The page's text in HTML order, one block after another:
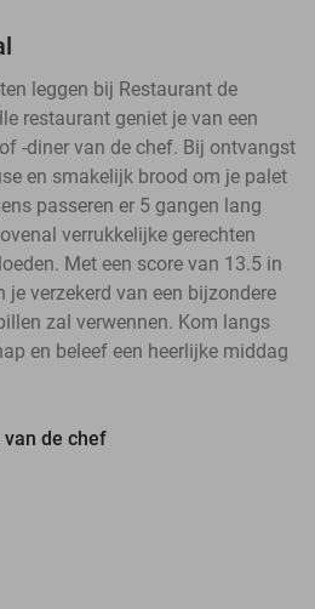
leggen bij Restaurant de
restaurant geniet je van een
-diner van de chef. Bij ontvangst
en smakelijk brood om je palet
passeren er 5 gangen lang
verrukkelijke gerechten
Met een score van 13.5 in
je verzekerd van een bijzondere
zal verwennen. Kom langs
en beleef een heerlijke middag
de chef